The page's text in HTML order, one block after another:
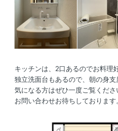
キッチンは、2口あるのでお料理
独立洗面台もあるので、朝の身支
気になる方はぜひ一度ご覧くださ
お問い合わせお待ちしております